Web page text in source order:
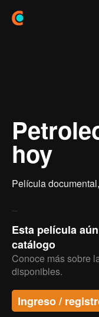
hoy
Película documental,
Esta película
catálogo
Conoce más sobre
disponibles.
Ingreso /